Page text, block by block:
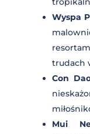
miasto
Dame
Delta
Wyspa
z